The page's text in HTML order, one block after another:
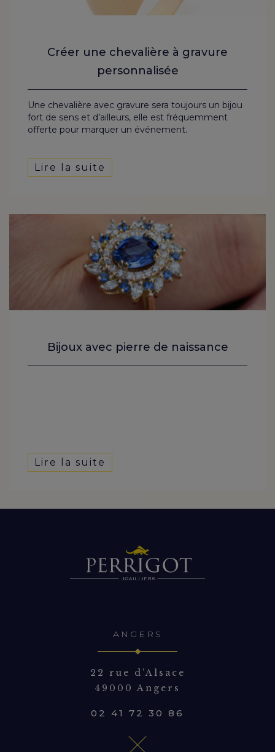
Créer une chevalière à gravure
personnalisée
Une chevalière avec gravure sera toujours un bijou
fort de sens et d’ailleurs, elle est fréquemment
offerte pour marquer un événement.
Lire la suite
Bijoux avec pierre de naissance
Lire la suite
ANGERS
22 rue d’Alsace
49000 Angers
02 41 72 30 86